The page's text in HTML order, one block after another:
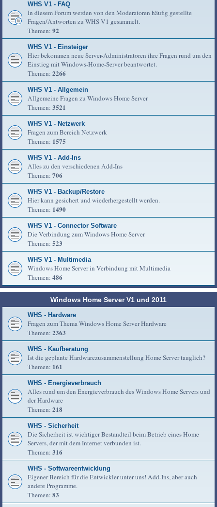
WHS V1 - FAQ
In diesem Forum werden von den Moderatoren häufig gestellte
Fragen/Antworten zu WHS V1 gesammelt.
Themen: 92
WHS V1 - Einsteiger
Hier bekommen neue Server-Administratoren ihre Fragen rund um den
Einstieg mit Windows-Home-Server beantwortet.
Themen: 2266
WHS V1 - Allgemein
Allgemeine Fragen zu Windows Home Server
Themen: 3521
WHS V1 - Netzwerk
Fragen zum Bereich Netzwerk
Themen: 1575
WHS V1 - Add-Ins
Alles zu den verschiedenen Add-Ins
Themen: 706
WHS V1 - Backup/Restore
Hier kann gesichert und wiederhergestellt werden.
Themen: 1490
WHS V1 - Connector Software
Die Verbindung zum Windows Home Server
Themen: 523
WHS V1 - Multimedia
Windows Home Server in Verbindung mit Multimedia
Themen: 486
Windows Home Server V1 und 2011
WHS - Hardware
Fragen zum Thema Windows Home Server Hardware
Themen: 2363
WHS - Kaufberatung
Ist die geplante Hardwarezusammenstellung Home Server tauglich?
Themen: 161
WHS - Energieverbrauch
Alles rund um den Energieverbrauch des Windows Home Servers und
der Hardware
Themen: 218
WHS - Sicherheit
Die Sicherheit ist wichtiger Bestandteil beim Betrieb eines Home
Servers, der mit dem Internet verbunden ist.
Themen: 316
WHS - Softwareentwicklung
Eigener Bereich für die Entwickler unter uns! Add-Ins, aber auch
andere Programme.
Themen: 83